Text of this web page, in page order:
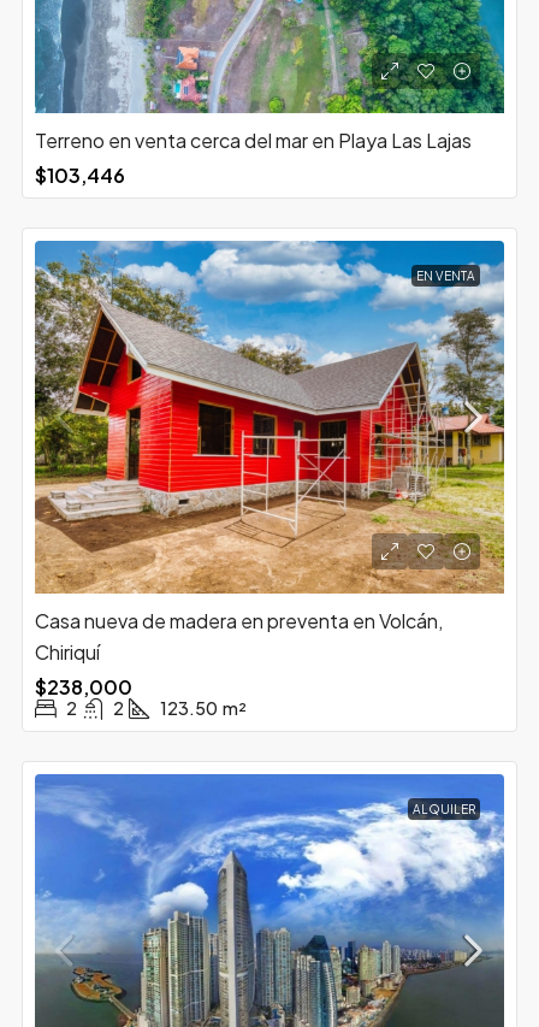
Terreno en venta cerca del mar en Playa Las Lajas
$103,446
EN VENTA
Casa nueva de madera en preventa en Volcán,
Chiriquí
$238,000
2 2 123.50 m²
ALQUILER